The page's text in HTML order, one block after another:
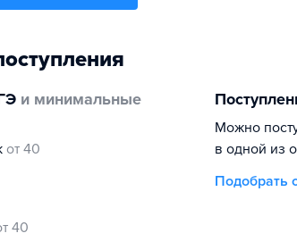
и минимальные
от 40
40
Можно
в одной из
Подобрать